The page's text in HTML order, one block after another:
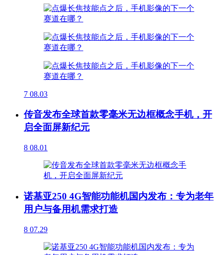
7 08.03
传音发布全球首款零毫米无边框概念手机，开
启全面屏新纪元
8 08.01
诺基亚250 4G智能功能机国内发布：专为老年
用户与备用机需求打造
8 07.29